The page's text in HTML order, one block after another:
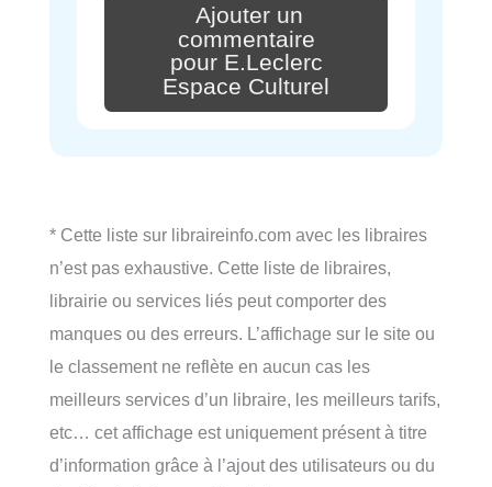
Ajouter un
commentaire
pour E.Leclerc
Espace Culturel
* Cette liste sur libraireinfo.com avec les libraires
n’est pas exhaustive. Cette liste de libraires,
librairie ou services liés peut comporter des
manques ou des erreurs. L’affichage sur le site ou
le classement ne reflète en aucun cas les
meilleurs services d’un libraire, les meilleurs tarifs,
etc… cet affichage est uniquement présent à titre
d’information grâce à l’ajout des utilisateurs ou du